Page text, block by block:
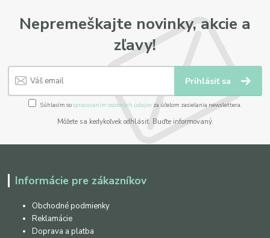
Nepremeškajte novinky, akcie a
zľavy!
Prihlásiť sa
Súhlasím sospracovaním osobných údajov za účelom zasielania newslettera.
Môžete sa kedykoľvek odhlásiť. Buďte informovaný.
Informácie pre zákazníkov
Obchodné podmienky
Reklamácie
Doprava a platba